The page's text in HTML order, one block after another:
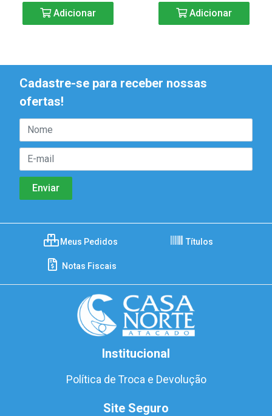
Adicionar Adicionar
Cadastre-se para receber nossas
ofertas!
Meus Pedidos Títulos
Notas Fiscais
Institucional
Política de Troca e Devolução
Site Seguro